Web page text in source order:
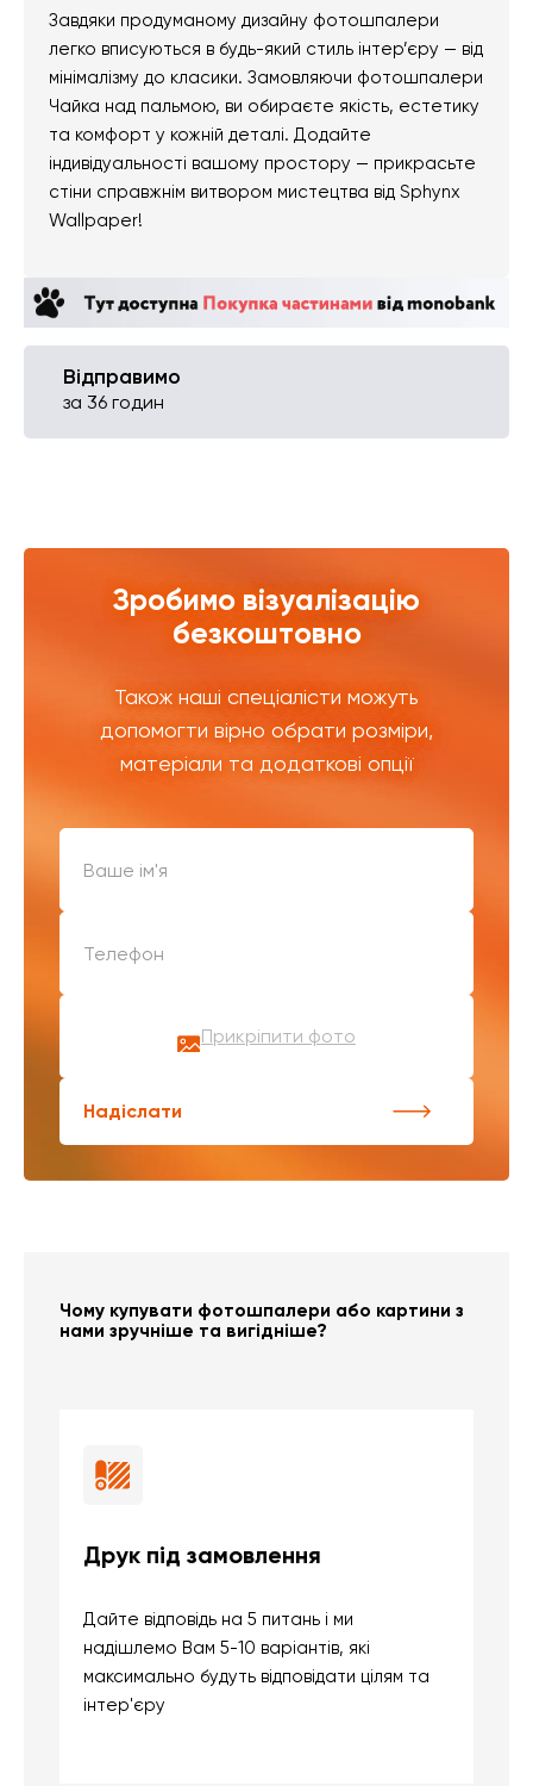
Завдяки продуманому дизайну фотошпалери
легко вписуються в будь-який стиль інтер’єру — від
мінімалізму до класики. Замовляючи фотошпалери
Чайка над пальмою, ви обираєте якість, естетику
та комфорт у кожній деталі. Додайте
індивідуальності вашому простору — прикрасьте
стіни справжнім витвором мистецтва від Sphynx
Wallpaper!
Відправимо
за 36 годин
Зробимо візуалізацію
безкоштовно
Також наші спеціалісти можуть
допомогти вірно обрати розміри,
матеріали та додаткові опції
Прикріпити фото
Надіслати
Чому купувати фотошпалери або картини з
нами зручніше та вигідніше?
Друк під замовлення
Дайте відповідь на 5 питань і ми
надішлемо Вам 5-10 варіантів, які
максимально будуть відповідати цілям та
інтер'єру